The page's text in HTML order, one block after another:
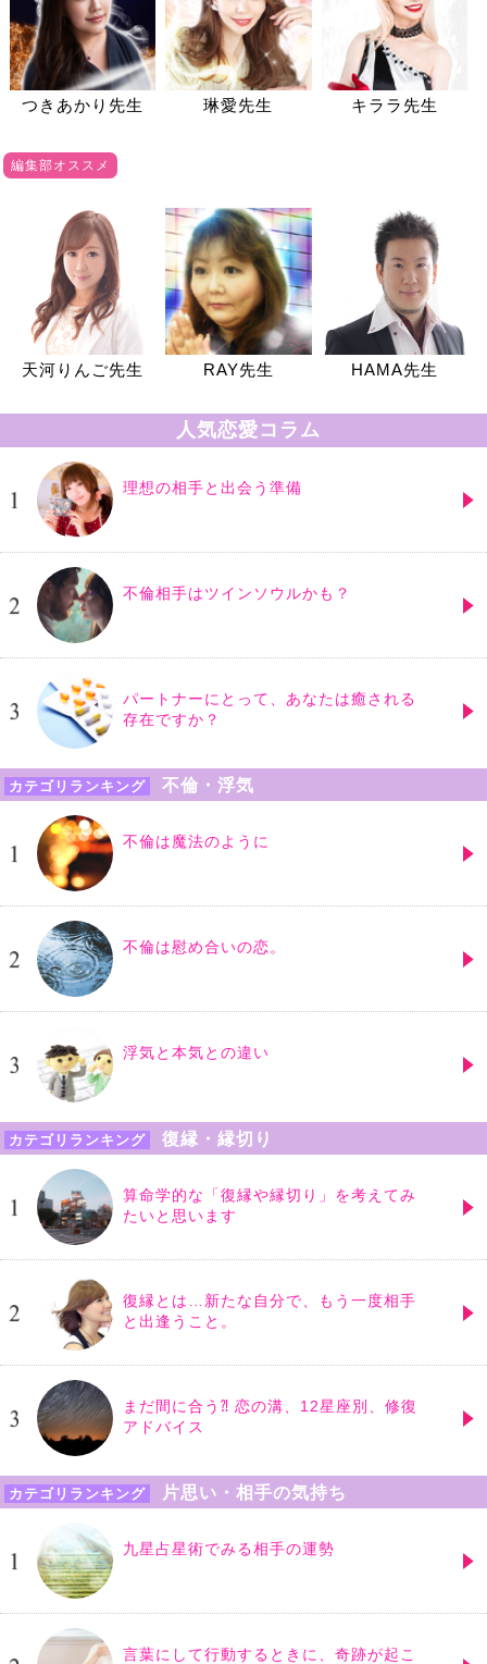
つきあかり先生 琳愛先生 キララ先生
編集部オススメ
天河りんご先生 RAY先生 HAMA先生
人気恋愛コラム
理想の相手と出会う準備
不倫相手はツインソウルかも？
パートナーにとって、あなたは癒される
存在ですか？
カテゴリランキング 不倫・浮気
不倫は魔法のように
不倫は慰め合いの恋。
浮気と本気との違い
カテゴリランキング 復縁・縁切り
算命学的な「復縁や縁切り」を考えてみ
たいと思います
復縁とは…新たな自分で、もう一度相手
と出逢うこと。
まだ間に合う⁈ 恋の溝、12星座別、修復
アドバイス
カテゴリランキング 片思い・相手の気持ち
九星占星術でみる相手の運勢
言葉にして行動するときに、奇跡が起こ